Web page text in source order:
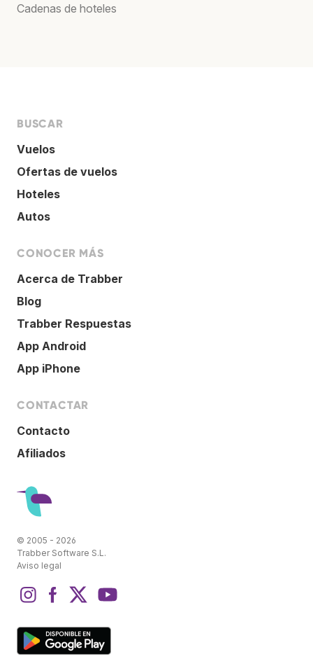
Cadenas de hoteles
BUSCAR
Vuelos
Ofertas de vuelos
Hoteles
Autos
CONOCER MÁS
Acerca de Trabber
Blog
Trabber Respuestas
App Android
App iPhone
CONTACTAR
Contacto
Afiliados
© 2005 - 2026
Trabber Software S.L.
Aviso legal